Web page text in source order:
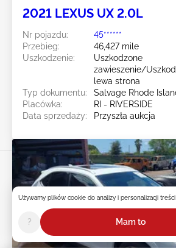
2021 LEXUS UX 2.0L
Nr pojazdu:
45******
Przebieg:
46,427 mile
Uszkodzenie:
Uszkodzone
zawieszenie/
lewa strona
Typ dokumentu:
Salvage Rhode
Placówka:
RI - RIVERSIDE
Data sprzedaży:
Przyszła aukcja
Przesuń w prawo, aby
więcej zdjęć
Używamy plików cookie do analizy i personalizacji treści
? Mam to